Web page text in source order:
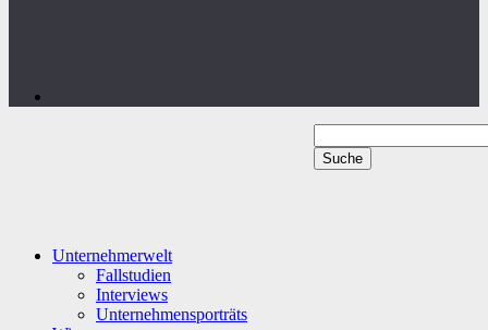
Unternehmerwelt
Fallstudien
Interviews
Unternehmensporträts